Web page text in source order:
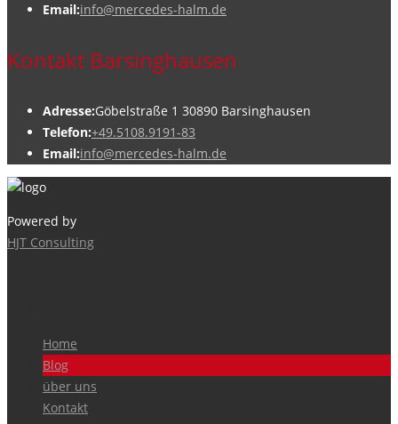
Email:info@mercedes-halm.de
Kontakt Barsinghausen
Adresse:Göbelstraße 1 30890 Barsinghausen
Telefon:+49.5108.9191-83
Email:info@mercedes-halm.de
Powered by
HJT Consulting
Home
Blog
über uns
Kontakt